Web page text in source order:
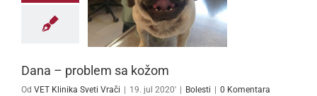
Dana – problem sa kožom
Od VET Klinika Sveti Vrači 19. jul 2020' Bolesti 0 Komentara